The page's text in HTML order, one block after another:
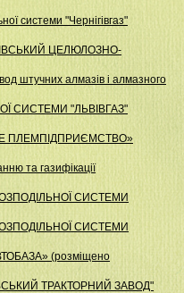
системи "Чернігівгаз"
ЦЕЛЮЛОЗНО-
штучних алмазів і алмазного
СИСТЕМИ "ЛЬВІВГАЗ"
ПЛЕМПІДПРИЄМСТВО»
та газифікації
СИСТЕМИ
СИСТЕМИ
(розміщено
ТРАКТОРНИЙ ЗАВОД"